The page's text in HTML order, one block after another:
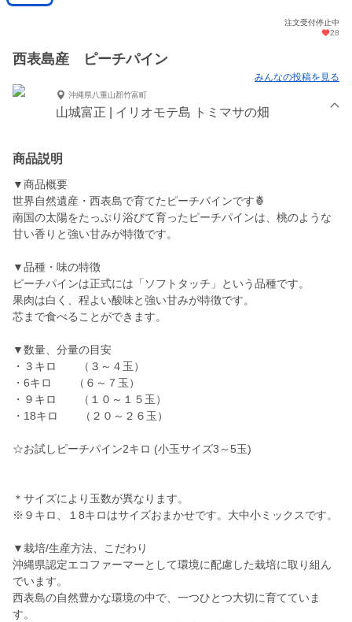
注文受付停止中
28
西表島産 ピーチパイン
みんなの投稿を見る
沖縄県八重山郡竹富町
山城富正 | イリオモテ島 トミマサの畑
商品説明
▼商品概要
世界自然遺産・西表島で育てたピーチパインです🍍
南国の太陽をたっぷり浴びて育ったピーチパインは、桃のような
甘い香りと強い甘みが特徴です。
▼品種・味の特徴
ピーチパインは正式には「ソフトタッチ」という品種です。
果肉は白く、程よい酸味と強い甘みが特徴です。
芯まで食べることができます。
▼数量、分量の目安
・３キロ （３～４玉）
・6キロ （６～７玉）
・９キロ （１０～１５玉）
・18キロ （２０～２６玉）
☆お試しピーチパイン2キロ (小玉サイズ3～5玉)
＊サイズにより玉数が異なります。
※９キロ、１8キロはサイズおまかせです。大中小ミックスです。
▼栽培/生産方法、こだわり
沖縄県認定エコファーマーとして環境に配慮した栽培に取り組ん
でいます。
西表島の自然豊かな環境の中で、一つひとつ大切に育てていま
す。